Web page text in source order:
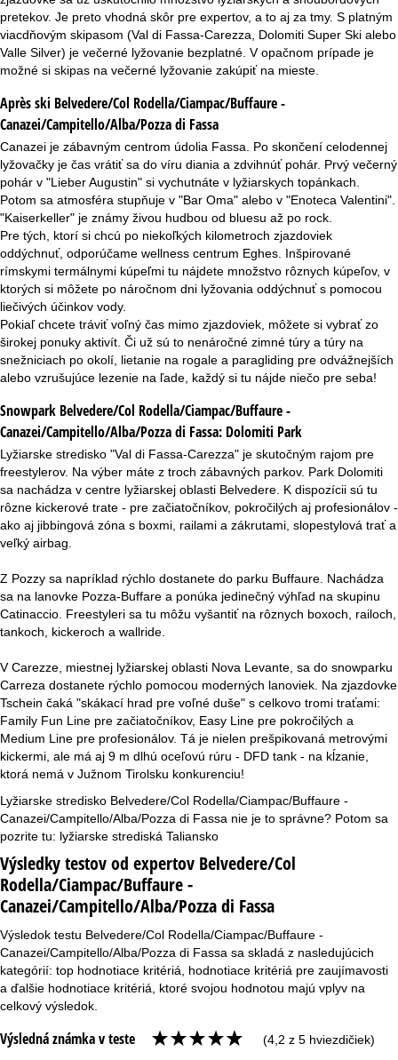
pretekov. Je preto vhodná skôr pre expertov, a to aj za tmy. S platným
viacdňovým skipasom (Val di Fassa-Carezza, Dolomiti Super Ski alebo
Valle Silver) je večerné lyžovanie bezplatné. V opačnom prípade je
možné si skipas na večerné lyžovanie zakúpiť na mieste.
Après ski Belvedere/Col Rodella/Ciampac/Buffaure -
Canazei/Campitello/Alba/Pozza di Fassa
Canazei je zábavným centrom údolia Fassa. Po skončení celodennej
lyžovačky je čas vrátiť sa do víru diania a zdvihnúť pohár. Prvý večerný
pohár v "Lieber Augustin" si vychutnáte v lyžiarskych topánkach.
Potom sa atmosféra stupňuje v "Bar Oma" alebo v "Enoteca Valentini".
"Kaiserkeller" je známy živou hudbou od bluesu až po rock.
Pre tých, ktorí si chcú po niekoľkých kilometroch zjazdoviek
oddýchnuť, odporúčame wellness centrum Eghes. Inšpirované
rímskymi termálnymi kúpeľmi tu nájdete množstvo rôznych kúpeľov, v
ktorých si môžete po náročnom dni lyžovania oddýchnuť s pomocou
liečivých účinkov vody.
Pokiaľ chcete tráviť voľný čas mimo zjazdoviek, môžete si vybrať zo
širokej ponuky aktivít. Či už sú to nenáročné zimné túry a túry na
snežniciach po okolí, lietanie na rogale a paragliding pre odvážnejších
alebo vzrušujúce lezenie na ľade, každý si tu nájde niečo pre seba!
Snowpark Belvedere/Col Rodella/Ciampac/Buffaure -
Canazei/Campitello/Alba/Pozza di Fassa: Dolomiti Park
Lyžiarske stredisko "Val di Fassa-Carezza" je skutočným rajom pre
freestylerov. Na výber máte z troch zábavných parkov. Park Dolomiti
sa nachádza v centre lyžiarskej oblasti Belvedere. K dispozícii sú tu
rôzne kickerové trate - pre začiatočníkov, pokročilých aj profesionálov -
ako aj jibbingová zóna s boxmi, railami a zákrutami, slopestylová trať a
veľký airbag.
Z Pozzy sa napríklad rýchlo dostanete do parku Buffaure. Nachádza
sa na lanovke Pozza-Buffare a ponúka jedinečný výhľad na skupinu
Catinaccio. Freestyleri sa tu môžu vyšantiť na rôznych boxoch, railoch,
tankoch, kickeroch a wallride.
V Carezze, miestnej lyžiarskej oblasti Nova Levante, sa do snowparku
Carreza dostanete rýchlo pomocou moderných lanoviek. Na zjazdovke
Tschein čaká "skákací hrad pre voľné duše" s celkovo tromi traťami:
Family Fun Line pre začiatočníkov, Easy Line pre pokročilých a
Medium Line pre profesionálov. Tá je nielen prešpikovaná metrovými
kickermi, ale má aj 9 m dlhú oceľovú rúru - DFD tank - na kĺzanie,
ktorá nemá v Južnom Tirolsku konkurenciu!
Lyžiarske stredisko Belvedere/Col Rodella/Ciampac/Buffaure -
Canazei/Campitello/Alba/Pozza di Fassa nie je to správne? Potom sa
pozrite tu: lyžiarske strediská Taliansko
Výsledky testov od expertov Belvedere/Col
Rodella/Ciampac/Buffaure -
Canazei/Campitello/Alba/Pozza di Fassa
Výsledok testu Belvedere/Col Rodella/Ciampac/Buffaure -
Canazei/Campitello/Alba/Pozza di Fassa sa skladá z nasledujúcich
kategórií: top hodnotiace kritériá, hodnotiace kritériá pre zaujímavosti
a ďalšie hodnotiace kritériá, ktoré svojou hodnotou majú vplyv na
celkový výsledok.
Výsledná známka v teste (4,2 z 5 hviezdičiek)